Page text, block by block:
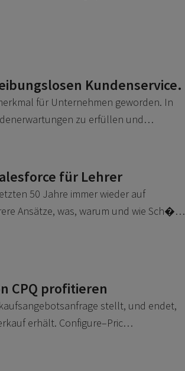
Kundenservice.
für Unternehmen geworden. In
zu erfüllen und…
für Lehrer
50 Jahre immer wieder auf
Ansätze, was, warum und wie Sch�…
CPQ profitieren
stellt, und endet,
erhält. Configure–Pric…